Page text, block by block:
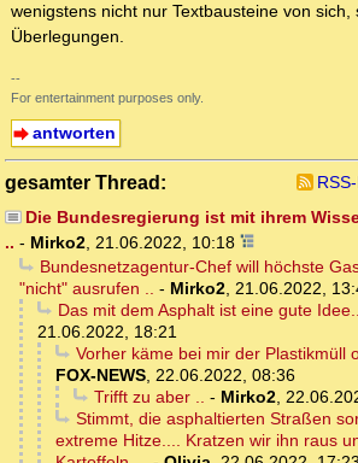
wenigstens nicht nur Textbausteine von sich,
Überlegungen.
--
For entertainment purposes only.
antworten
gesamter Thread:
Die Bundesregierung ist mit ihrem
.. - Mirko2, 21.06.2022, 10:18
Bundesnetzagentur-Chef will höchste
"nicht" ausrufen .. - Mirko2, 21.06.2022,
Das mit dem Asphalt ist eine gute
21.06.2022, 18:21
Vorher käme bei mir der Plastikmüll
FOX-NEWS, 22.06.2022, 08:36
Trifft zu aber .. - Mirko2,
Stimmt, die asphaltierten Straßen
extreme Hitze.... Kratzen wir ihn raus